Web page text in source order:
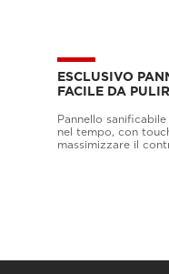
ESCLUSIVO
FACILE DA
Pannello
nel tempo, con
massimizzare il